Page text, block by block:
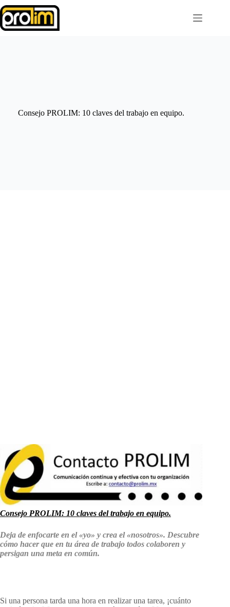
Saltar
al
contenido
Consejo PROLIM: 10 claves del trabajo en equipo.
Consejo PROLIM: 10 claves del trabajo en equipo.
Deja de enfocarte en el «yo» y crea el «nosotros». Descubre
cómo hacer que en tu área de trabajo todos colaboren y
persigan una meta en común.
Si una persona tarda una hora en realizar una tarea, ¡cuánto